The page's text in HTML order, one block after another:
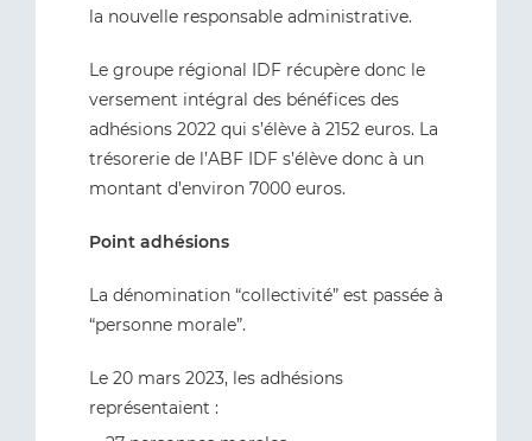
la nouvelle responsable administrative.
Le groupe régional IDF récupère donc le
versement intégral des bénéfices des
adhésions 2022 qui s’élève à 2152 euros. La
trésorerie de l’ABF IDF s’élève donc à un
montant d’environ 7000 euros.
Point adhésions
La dénomination “collectivité” est passée à
“personne morale”.
Le 20 mars 2023, les adhésions
représentaient :